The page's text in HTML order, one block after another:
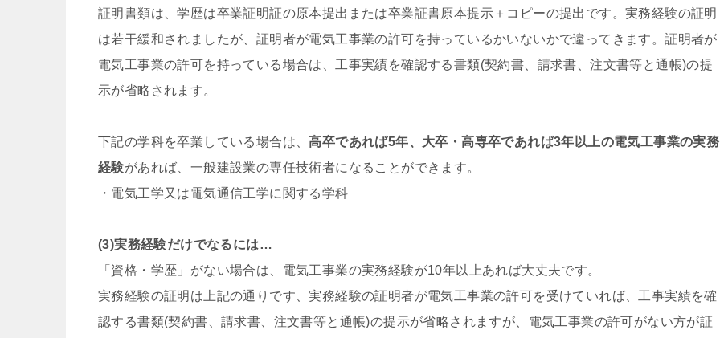
証明書類は、学歴は卒業証明証の原本提出または卒業証書原本提示＋コピーの提出です。実務経験の証明
は若干緩和されましたが、証明者が電気工事業の許可を持っているかいないかで違ってきます。証明者が
電気工事業の許可を持っている場合は、工事実績を確認する書類(契約書、請求書、注文書等と通帳)の提
示が省略されます。
下記の学科を卒業している場合は、高卒であれば5年、大卒・高専卒であれば3年以上の電気工事業の実務
経験があれば、一般建設業の専任技術者になることができます。
・電気工学又は電気通信工学に関する学科
(3)実務経験だけでなるには…
「資格・学歴」がない場合は、電気工事業の実務経験が10年以上あれば大丈夫です。
実務経験の証明は上記の通りです、実務経験の証明者が電気工事業の許可を受けていれば、工事実績を確
認する書類(契約書、請求書、注文書等と通帳)の提示が省略されますが、電気工事業の許可がない方が証